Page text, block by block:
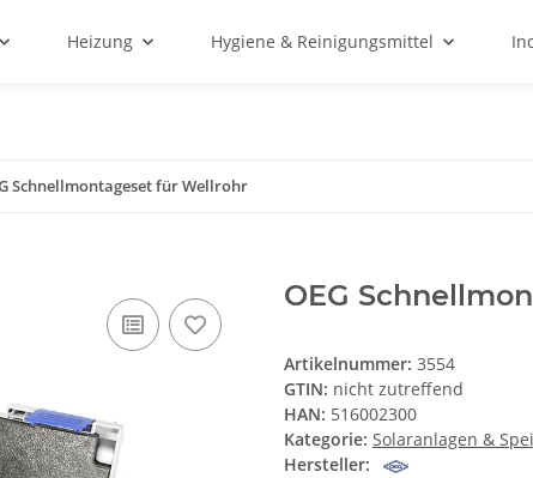
Heizung Hygiene & Reinigungsmittel
Schnellmontageset für Wellrohr
OEG
Artikelnummer: 3554
GTIN: nicht zutreffend
HAN: 516002300
Kategorie: Solaranlagen &
Hersteller: